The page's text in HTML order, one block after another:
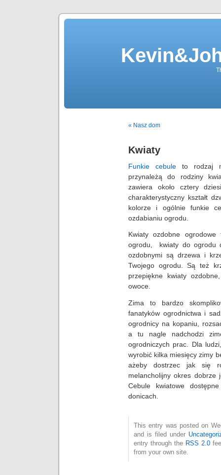
« Nasz dom
Kwiaty
Funkie cebule to rodzaj
przynależą do rodziny
zawiera około cztery
charakterystyczny kształt
kolorze i ogólnie funkie
ozdabianiu ogrodu.
Kwiaty ozdobne
ogrodu, kwiaty do ogrodu
ozdobnymi są drzewa i
Twojego ogrodu. Są też
przepiękne kwiaty
owoce.
Zima to bardzo
fanatyków ogrodnictwa i
ogrodnicy na kopaniu,
a tu nagle nadchodzi
ogrodniczych prac. Dla
wyrobić kilka miesięcy zimy
ażeby dostrzec jak się
melancholijny okres dobrze
Cebule kwiatowe
donicach.
This entry was posted on
and is filed under
entry through the RSS 2.0
from your own site.